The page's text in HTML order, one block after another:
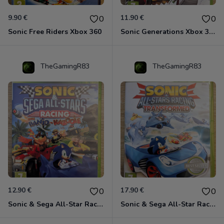
9.90 € 0
Sonic Free Riders Xbox 360
11.90 € 0
Sonic Generations Xbox 360
TheGamingR83
12.90 € 0
Sonic & Sega All-Star Racing avec Banjo-Kazooie Xbox 360
TheGamingR83
17.90 € 0
Sonic & Sega All-Star Racing - Transformed Xbox 360